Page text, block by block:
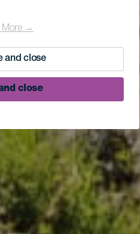
More →
and close
close